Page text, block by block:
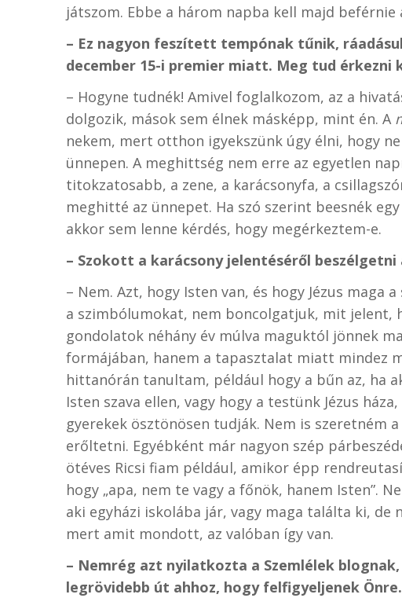
játszom. Ebbe a három napba kell majd beférnie
– Ez nagyon feszített tempónak tűnik,
december 15-i premier miatt. Meg tud érkezni
– Hogyne tudnék! Amivel foglalkozom, az a
dolgozik, mások sem élnek másképp, mint én. A
nekem, mert otthon igyekszünk úgy élni, hogy
ünnepen. A meghittség nem erre az egyetlen
titokzatosabb, a zene, a karácsonyfa, a
meghitté az ünnepet. Ha szó szerint beesnék
akkor sem lenne kérdés, hogy megérkeztem-e.
– Szokott a karácsony jelentéséről beszélgetni
– Nem. Azt, hogy Isten van, és hogy Jézus maga
a szimbólumokat, nem boncolgatjuk, mit jelent,
gondolatok néhány év múlva maguktól jönnek
formájában, hanem a tapasztalat miatt mindez
hittanórán tanultam, például hogy a bűn az, ha
Isten szava ellen, vagy hogy a testünk Jézus
gyerekek ösztönösen tudják. Nem is szeretném
erőltetni. Egyébként már nagyon szép
ötéves Ricsi fiam például, amikor épp
hogy „apa, nem te vagy a főnök, hanem Isten”.
aki egyházi iskolába jár, vagy maga találta ki,
mert amit mondott, az valóban így van.
– Nemrég azt nyilatkozta a Szemlélek
legrövidebb út ahhoz, hogy felfigyeljenek